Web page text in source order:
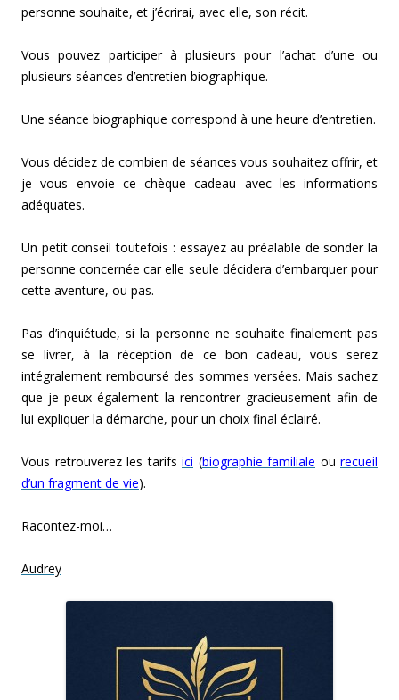
personne souhaite, et j’écrirai, avec elle, son récit.
Vous pouvez participer à plusieurs pour l’achat d’une ou
plusieurs séances d’entretien biographique.
Une séance biographique correspond à une heure d’entretien.
Vous décidez de combien de séances vous souhaitez offrir, et
je vous envoie ce chèque cadeau avec les informations
adéquates.
Un petit conseil toutefois : essayez au préalable de sonder la
personne concernée car elle seule décidera d’embarquer pour
cette aventure, ou pas.
Pas d’inquiétude, si la personne ne souhaite finalement pas
se livrer, à la réception de ce bon cadeau, vous serez
intégralement remboursé des sommes versées. Mais sachez
que je peux également la rencontrer gracieusement afin de
lui expliquer la démarche, pour un choix final éclairé.
Vous retrouverez les tarifs ici (biographie familiale ou recueil
d’un fragment de vie).
Racontez-moi…
Audrey